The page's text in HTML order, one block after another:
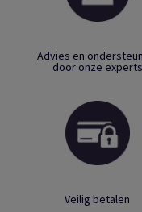
Advies en
door onze experts
Veilig betalen